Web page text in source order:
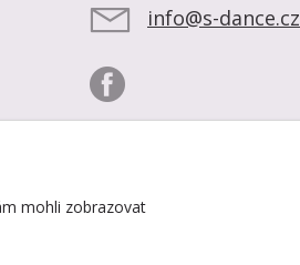
info@s-dance.cz
mohli zobrazovat